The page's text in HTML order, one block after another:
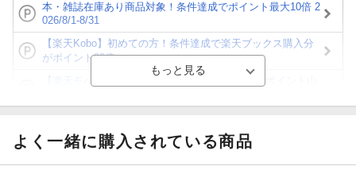
本・雑誌在庫あり商品対象！条件達成でポイント最大10倍 2
026/8/1-8/31
【楽天Kobo】初めての方！条件達成で楽天ブックス購入分
がポイント20倍
ト山分け
よく一緒に購入されている商品